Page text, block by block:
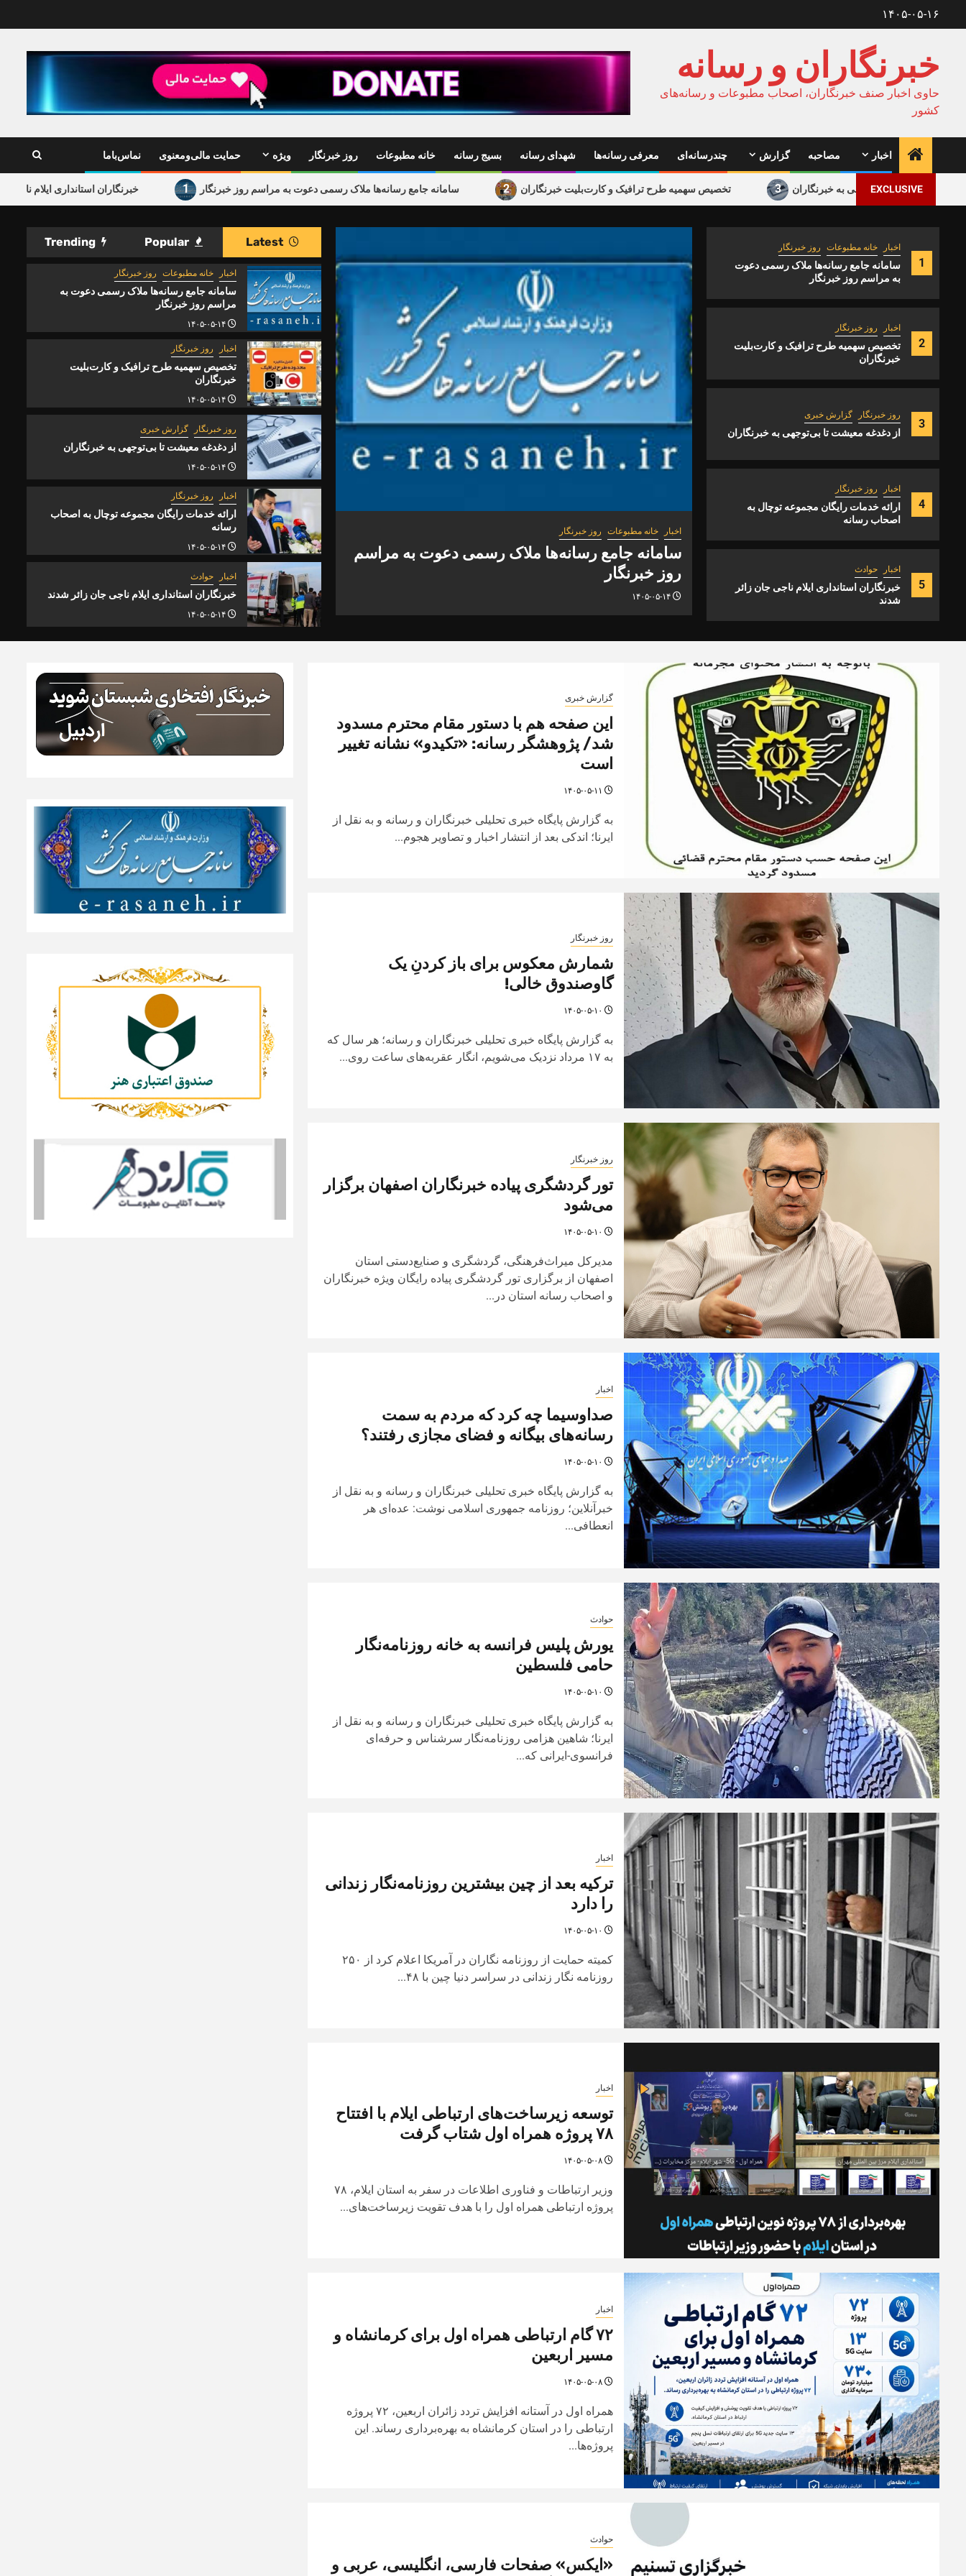
۱۴۰۵-۰۵-۱۶
خبرنگاران و رسانه
حاوی اخبار صنف خبرنگاران، اصحاب مطبوعات و رسانه‌های
کشور
اخبار مصاحبه گزارش چندرسانه‌ای معرفی رسانه‌ها شهدای رسانه بسیج رسانه خانه مطبوعات روز خبرنگار ویژه حمایت مالی‌ومعنوی نماس‌باما
EXCLUSIVE خبرنگاران استانداری ایلام ناجی جان زائر 1 سامانه جامع رسانه‌ها ملاک رسمی دعوت به مراسم روز خبرنگار 2 تخصیص سهمیه طرح ترافیک و کارت‌بلیت خبرنگاران 3 تا بی‌توجهی به خبرنگاران
1
اخبار خانه مطبوعات روز خبرنگار
سامانه جامع رسانه‌ها ملاک رسمی دعوت
به مراسم روز خبرنگار
2
اخبار روز خبرنگار
تخصیص سهمیه طرح ترافیک و کارت‌بلیت
خبرنگاران
3
روز خبرنگار گزارش خبری
از دغدغه معیشت تا بی‌توجهی به خبرنگاران
4
اخبار روز خبرنگار
ارائه خدمات رایگان مجموعه توچال به
اصحاب رسانه
5
اخبار حوادث
خبرنگاران استانداری ایلام ناجی جان زائر
شدند
سامانه جامع رسانه‌ها ملاک رسمی دعوت به مراسم
روز خبرنگار
اخبار روز خبرنگار
تخصیص سهمیه طرح ترافیک و کارت‌بلیت خبرنگاران از دغدغه معیشت تا بی‌توجهی به
۱۴۰۵-۰۵-۱۴
Latest
اخبار خانه مطبوعات روز خبرنگار
سامانه جامع رسانه‌ها ملاک رسمی دعوت به
مراسم روز خبرنگار
۱۴۰۵-۰۵-۱۴
اخبار روز خبرنگار
تخصیص سهمیه طرح ترافیک و کارت‌بلیت
خبرنگاران
۱۴۰۵-۰۵-۱۴
روز خبرنگار گزارش خبری
از دغدغه معیشت تا بی‌توجهی به خبرنگاران
۱۴۰۵-۰۵-۱۴
اخبار روز خبرنگار
ارائه خدمات رایگان مجموعه توچال به اصحاب
رسانه
۱۴۰۵-۰۵-۱۴
اخبار حوادث
خبرنگاران استانداری ایلام ناجی جان زائر شدند
۱۴۰۵-۰۵-۱۴
گزارش خبری
این صفحه هم با دستور مقام محترم مسدود
شد/ پژوهشگر رسانه: «تکیدو» نشانه تغییر
است
به گزارش پایگاه خبری تحلیلی خبرنگاران و رسانه و به نقل از
ایرنا؛ اندکی بعد از انتشار اخبار و تصاویر هجوم...
روز خبرنگار
شمارش معکوس برای باز کردنِ یک
گاوصندوق خالی!
به گزارش پایگاه خبری تحلیلی خبرنگاران و رسانه؛ هر سال که
به ۱۷ مرداد نزدیک می‌شویم، انگار عقربه‌های ساعت روی...
روز خبرنگار
تور گردشگری پیاده خبرنگاران اصفهان برگزار
می‌شود
مدیرکل میراث‌فرهنگی، گردشگری و صنایع‌دستی استان
اصفهان از برگزاری تور گردشگری پیاده رایگان ویژه خبرنگاران
و اصحاب رسانه استان در...
اخبار
صداوسیما چه کرد که مردم به سمت
رسانه‌های بیگانه و فضای مجازی رفتند؟
به گزارش پایگاه خبری تحلیلی خبرنگاران و رسانه و به نقل از
خبرآنلاین؛ روزنامه جمهوری اسلامی نوشت: عده‌ای هر
انعطافی...
حوادث
یورش پلیس فرانسه به خانه روزنامه‌نگار
حامی فلسطین
به گزارش پایگاه خبری تحلیلی خبرنگاران و رسانه و به نقل از
ایرنا؛ شاهین هزامی روزنامه‌نگار سرشناس و حرفه‌ای
فرانسوی-ایرانی که...
اخبار
ترکیه بعد از چین بیشترین روزنامه‌نگار زندانی
را دارد
کمیته حمایت از روزنامه نگاران در آمریکا اعلام کرد از ۲۵۰
روزنامه نگار زندانی در سراسر دنیا چین با ۴۸...
اخبار
توسعه زیرساخت‌های ارتباطی ایلام با افتتاح
۷۸ پروژه همراه اول شتاب گرفت
۱۴۰۵-۰۵-۰۸
وزیر ارتباطات و فناوری اطلاعات در سفر به استان ایلام، ۷۸
پروژه ارتباطی همراه اول را با هدف تقویت زیرساخت‌های...
اخبار
۷۲ گام ارتباطی همراه اول برای کرمانشاه و
مسیر اربعین
۱۴۰۵-۰۵-۰۸
همراه اول در آستانه افزایش تردد زائران اربعین، ۷۲ پروژه
ارتباطی را در استان کرمانشاه به بهره‌برداری رساند. این
پروژه‌ها...
حوادث
«ایکس» صفحات فارسی، انگلیسی، عربی و